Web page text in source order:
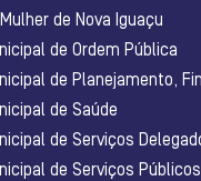
de Nova Iguaçu
de Ordem Pública
de Planejamento,
de Saúde
de Serviços
de Serviços Públicos